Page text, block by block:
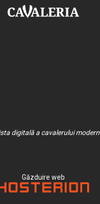
digitală a cavalerului modern
Găzduire web